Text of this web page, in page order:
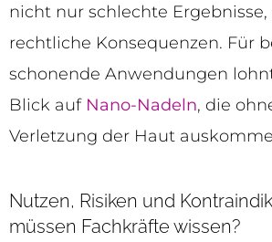
nicht nur schlechte
rechtliche Konsequenzen. Für
schonende Anwendungen
Blick auf Nano-Nadeln, die
Verletzung der Haut
Nutzen, Risiken und
müssen Fachkräfte wissen?